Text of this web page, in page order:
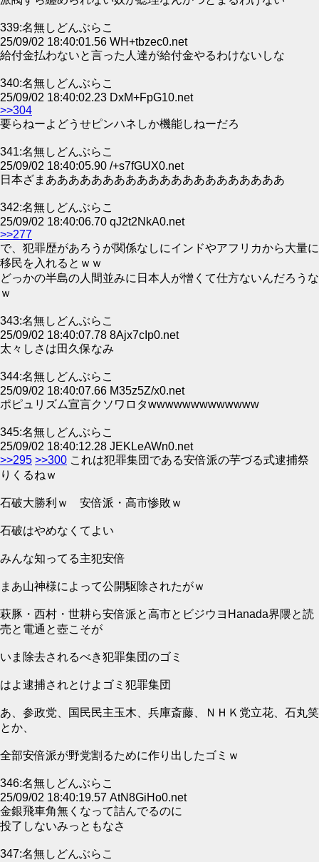
339:名無しどんぶらこ
25/09/02 18:40:01.56 WH+tbzec0.net
給付金払わないと言った人達が給付金やるわけないしな
340:名無しどんぶらこ
25/09/02 18:40:02.23 DxM+FpG10.net
>>304
要らねーよどうせピンハネしか機能しねーだろ
341:名無しどんぶらこ
25/09/02 18:40:05.90 /+s7fGUX0.net
日本ざまあああああああああああああああああああああ
342:名無しどんぶらこ
25/09/02 18:40:06.70 qJ2t2NkA0.net
>>277
で、犯罪歴があろうが関係なしにインドやアフリカから大量に
移民を入れるとｗｗ
どっかの半島の人間並みに日本人が憎くて仕方ないんだろうな
ｗ
343:名無しどんぶらこ
25/09/02 18:40:07.78 8Ajx7cIp0.net
太々しさは田久保なみ
344:名無しどんぶらこ
25/09/02 18:40:07.66 M35z5Z/x0.net
ポピュリズム宣言クソワロタwwwwwwwwwwwww
345:名無しどんぶらこ
25/09/02 18:40:12.28 JEKLeAWn0.net
>>295 >>300 これは犯罪集団である安倍派の芋づる式逮捕祭
りくるねｗ
石破大勝利ｗ 安倍派・高市惨敗ｗ
石破はやめなくてよい
みんな知ってる主犯安倍
まあ山神様によって公開駆除されたがｗ
萩豚・西村・世耕ら安倍派と高市とビジウヨHanada界隈と読
売と電通と壺こそが
いま除去されるべき犯罪集団のゴミ
はよ逮捕されとけよゴミ犯罪集団
あ、参政党、国民民主玉木、兵庫斎藤、ＮＨＫ党立花、石丸笑
とか、
全部安倍派が野党割るために作り出したゴミｗ
346:名無しどんぶらこ
25/09/02 18:40:19.57 AtN8GiHo0.net
金銀飛車角無くなって詰んでるのに
投了しないみっともなさ
347:名無しどんぶらこ